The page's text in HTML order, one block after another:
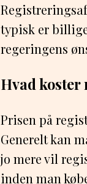
typisk er
regeringens
Hvad
Prisen på
Generelt kan
jo mere vil
inden man